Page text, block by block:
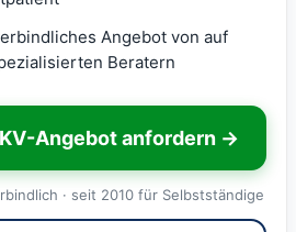
Angebot von auf
Beratern
Angebot anfordern →
· seit 2010 für Selbstständige